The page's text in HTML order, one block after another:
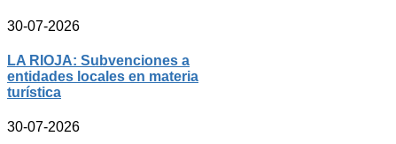
30-07-2026
LA RIOJA: Subvenciones a
entidades locales en materia
turística
30-07-2026